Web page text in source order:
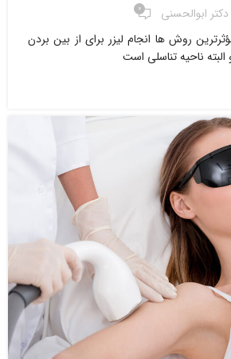
دکتر ابوالحسنی ۰
روش ها انجام لیزر برای از بین بردن
ناحیه تناسلی است